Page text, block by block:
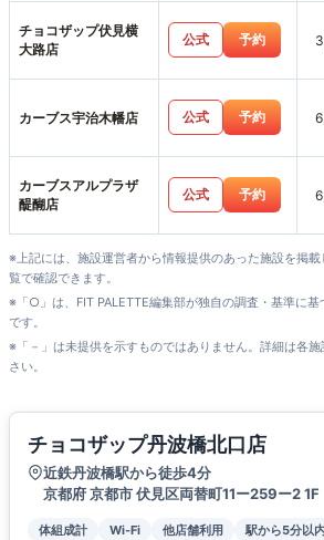
チョコザップ伏見横
大路店
公式 予約
カーブス宇治木幡店 公式 予約
カーブスアルプラザ
醍醐店
公式 予約
※上記には、施設運営者から情報提供のあった施設を掲
覧で確認できます。
※「○」は、FIT PALETTE編集部が独自の調査・基準に基
です。
※「－」は未提供を示すものではありません。詳細は各
さい。
チョコザップ丹波橋北口店
近鉄丹波橋駅から徒歩4分
京都府 京都市 伏見区両替町11ー259ー2 1F
体組成計 Wi-Fi 他店舗利用 駅から5分以